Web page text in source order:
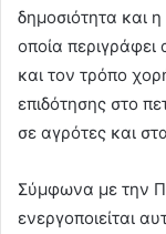
δημοσιότητα και
οποία περιγράφει
και τον τρόπο
επιδότησης στο
σε αγρότες και
Σύμφωνα με την
ενεργοποιείται